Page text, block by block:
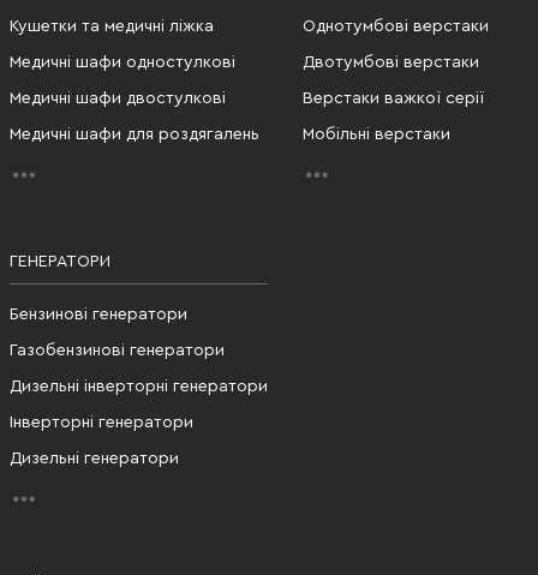
Кушетки та медичні ліжка
Медичні шафи одностулкові
Медичні шафи двостулкові
Медичні шафи для роздягалень
Однотумбові верстаки
Двотумбові верстаки
Верстаки важкої серії
Мобільні верстаки
ГЕНЕРАТОРИ
Бензинові генератори
Газобензинові генератори
Дизельні інверторні генератори
Інверторні генератори
Дизельні генератори